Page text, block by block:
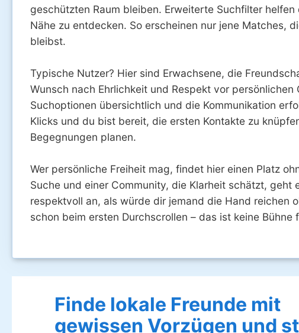
geschützten Raum bleiben. Erweiterte Suchfilter
Nähe zu entdecken. So erscheinen nur jene Matches,
bleibst.
Typische Nutzer? Hier sind Erwachsene, die
Wunsch nach Ehrlichkeit und Respekt vor
Suchoptionen übersichtlich und die Kommunikation
Klicks und du bist bereit, die ersten Kontakte zu
Begegnungen planen.
Wer persönliche Freiheit mag, findet hier einen Platz
Suche und einer Community, die Klarheit schätzt,
respektvoll an, als würde dir jemand die Hand reichen
schon beim ersten Durchscrollen – das ist keine
Finde lokale Freunde mit
gewissen Vorzügen und